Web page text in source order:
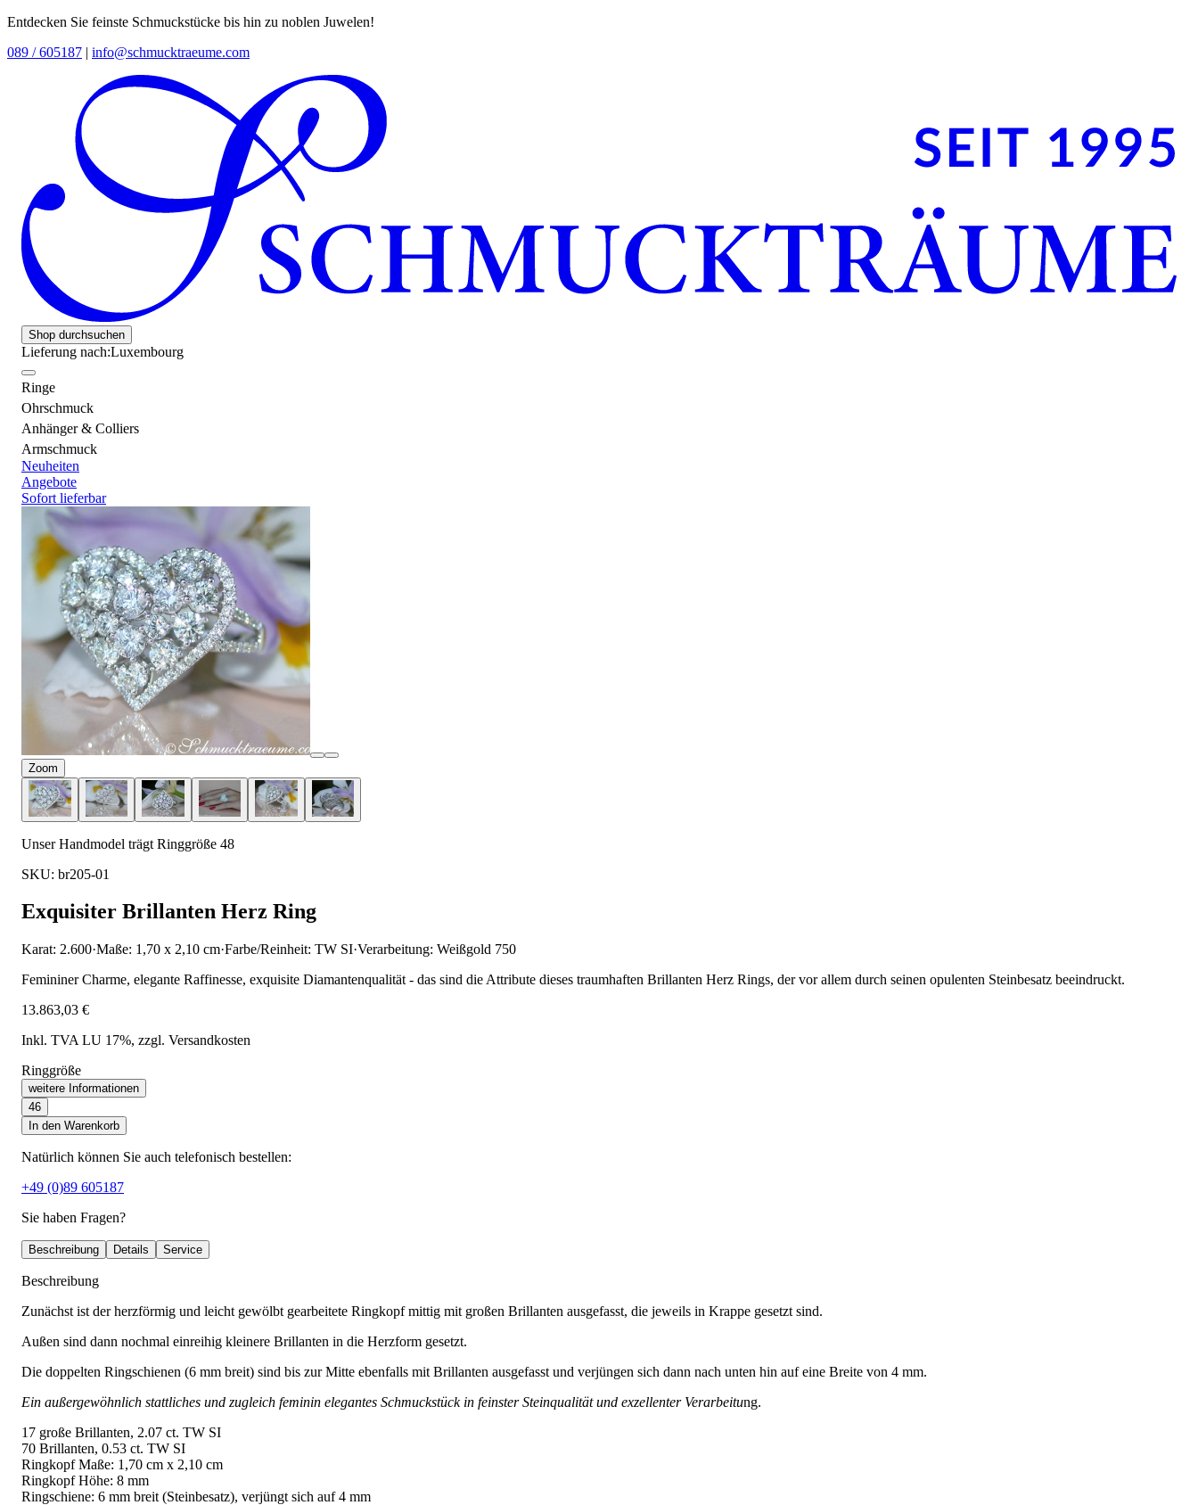
Entdecken Sie feinste Schmuckstücke bis hin zu noblen Juwelen!
089 / 605187 | info@schmucktraeume.com
Shop durchsuchen
Lieferung nach:Luxembourg
Ringe
Ohrschmuck
Anhänger & Colliers
Armschmuck
Neuheiten
Angebote
Sofort lieferbar
Zoom
Unser Handmodel trägt Ringgröße 48
SKU: br205-01
Exquisiter Brillanten Herz Ring
Karat: 2.600·Maße: 1,70 x 2,10 cm·Farbe/Reinheit: TW SI·Verarbeitung: Weißgold 750
Femininer Charme, elegante Raffinesse, exquisite Diamantenqualität - das sind die Attribute dieses traumhaften Brillanten Herz Rings, der vor allem durch seinen opulenten Steinbesatz beeindruckt.
13.863,03 €
Inkl. TVA LU 17%, zzgl. Versandkosten
Ringgröße
weitere Informationen
46
In den Warenkorb
Natürlich können Sie auch telefonisch bestellen:
+49 (0)89 605187
Sie haben Fragen?
Beschreibung Details Service
Beschreibung
Zunächst ist der herzförmig und leicht gewölbt gearbeitete Ringkopf mittig mit großen Brillanten ausgefasst, die jeweils in Krappe gesetzt sind.
Außen sind dann nochmal einreihig kleinere Brillanten in die Herzform gesetzt.
Die doppelten Ringschienen (6 mm breit) sind bis zur Mitte ebenfalls mit Brillanten ausgefasst und verjüngen sich dann nach unten hin auf eine Breite von 4 mm.
Ein außergewöhnlich stattliches und zugleich feminin elegantes Schmuckstück in feinster Steinqualität und exzellenter Verarbeitung.
17 große Brillanten, 2.07 ct. TW SI
70 Brillanten, 0.53 ct. TW SI
Ringkopf Maße: 1,70 cm x 2,10 cm
Ringkopf Höhe: 8 mm
Ringschiene: 6 mm breit (Steinbesatz), verjüngt sich auf 4 mm